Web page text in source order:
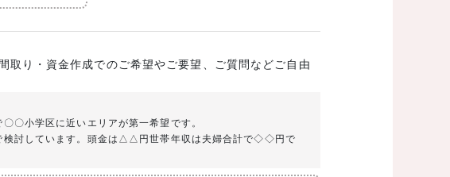
取り・資金作成でのご希望やご要望、ご質問などご自由
〇小学区に近いエリアが第一希望です。
検討しています。頭金は△△円世帯年収は夫婦合計で◇◇円で